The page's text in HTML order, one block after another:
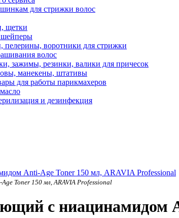
для стрижки волос
щетки
пелерины, воротники для стрижки
волос
зажимы, резинки, валики для причесок
манекены, штативы
для работы парикмахеров
и дезинфекция
Toner 150 мл, ARAVIA Professional
с ниацинамидом